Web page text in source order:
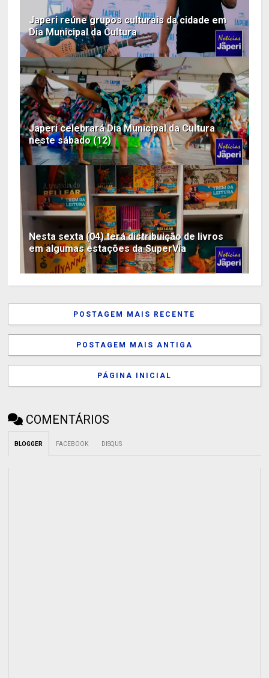
Japeri reúne grupos culturais da cidade em
Dia Municipal da Cultura
Japeri celebrará Dia Municipal da Cultura
neste sábado (12)
Nesta sexta (04) terá distribuição de livros
em algumas estações da SuperVia
POSTAGEM MAIS RECENTE
POSTAGEM MAIS ANTIGA
PÁGINA INICIAL
COMENTÁRIOS
BLOGGER FACEBOOK DISQUS